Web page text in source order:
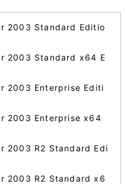
2003 Standard Editio
2003 Standard x64 E
2003 Enterprise Editi
2003 Enterprise x64
2003 R2 Standard Edi
2003 R2 Standard x6